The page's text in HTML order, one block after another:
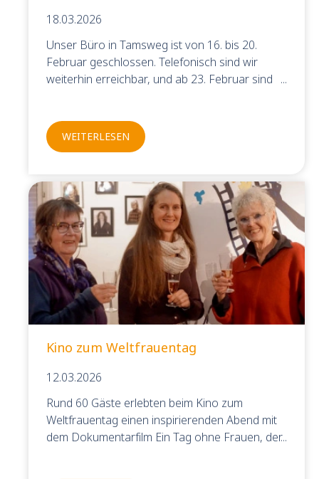
18.03.2026
Unser Büro in Tamsweg ist von 16. bis 20.
Februar geschlossen. Telefonisch sind wir
weiterhin erreichbar, und ab 23. Februar sind
WEITERLESEN
Kino zum Weltfrauentag
12.03.2026
Rund 60 Gäste erlebten beim Kino zum
Weltfrauentag einen inspirierenden Abend mit
dem Dokumentarfilm Ein Tag ohne Frauen, der